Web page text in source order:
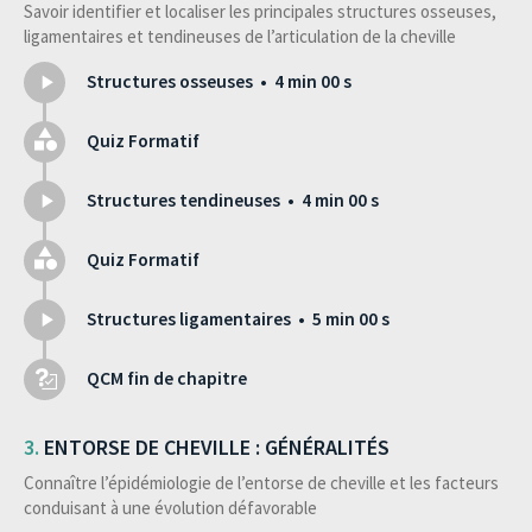
Savoir identifier et localiser les principales structures osseuses,
ligamentaires et tendineuses de l’articulation de la cheville
Structures osseuses • 4 min 00 s
Quiz Formatif
Structures tendineuses • 4 min 00 s
Quiz Formatif
Structures ligamentaires • 5 min 00 s
QCM fin de chapitre
ENTORSE DE CHEVILLE : GÉNÉRALITÉS
Connaître l’épidémiologie de l’entorse de cheville et les facteurs
conduisant à une évolution défavorable